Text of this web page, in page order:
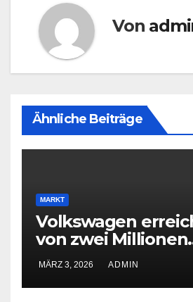
Von
Ähnliche Beiträge
MARKT
Volkswagen
von zwei Millionen
Elektroautos
MÄRZ 3, 2026 ADMIN